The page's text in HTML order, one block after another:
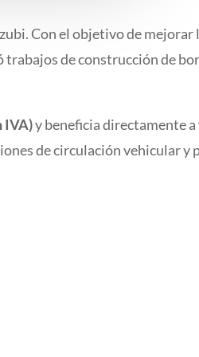
Con el objetivo de mejorar
trabajos de construcción de
IVA)y beneficia directamente
de circulación vehicular y